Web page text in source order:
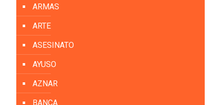
ARMAS
ARTE
ASESINATO
AYUSO
AZNAR
BANCA